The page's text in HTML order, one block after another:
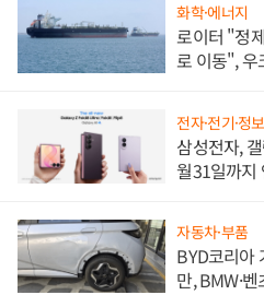
화학·에너지
로이터 "정
로 이동", 우
전자·전기·정
삼성전자,
월31일까지
자동차·부품
BYD코리아
만, BMW·